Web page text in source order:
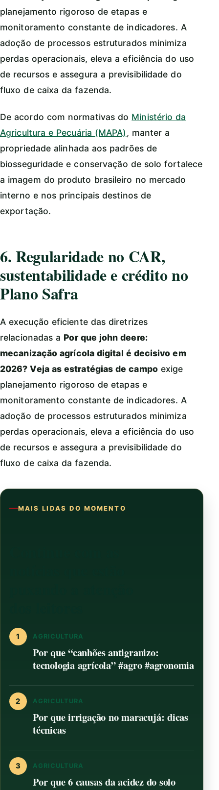
planejamento rigoroso de etapas e
monitoramento constante de indicadores. A
adoção de processos estruturados minimiza
perdas operacionais, eleva a eficiência do uso
de recursos e assegura a previsibilidade do
fluxo de caixa da fazenda.
De acordo com normativas do Ministério da
Agricultura e Pecuária (MAPA), manter a
propriedade alinhada aos padrões de
biosseguridade e conservação de solo fortalece
a imagem do produto brasileiro no mercado
interno e nos principais destinos de
exportação.
6. Regularidade no CAR,
sustentabilidade e crédito no
Plano Safra
A execução eficiente das diretrizes
relacionadas a Por que john deere:
mecanização agrícola digital é decisivo em
2026? Veja as estratégias de campoexige
planejamento rigoroso de etapas e
monitoramento constante de indicadores. A
adoção de processos estruturados minimiza
perdas operacionais, eleva a eficiência do uso
de recursos e assegura a previsibilidade do
fluxo de caixa da fazenda.
MAIS LIDAS DO MOMENTO
1 AGRICULTURA
Por que “canhões antigranizo:
tecnologia agrícola” #agro #agronomia
2 AGRICULTURA
Por que irrigação no maracujá: dicas
técnicas
3 AGRICULTURA
Por que 6 causas da acidez do solo